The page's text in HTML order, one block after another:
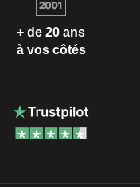
+ de 20 ans
à vos côtés